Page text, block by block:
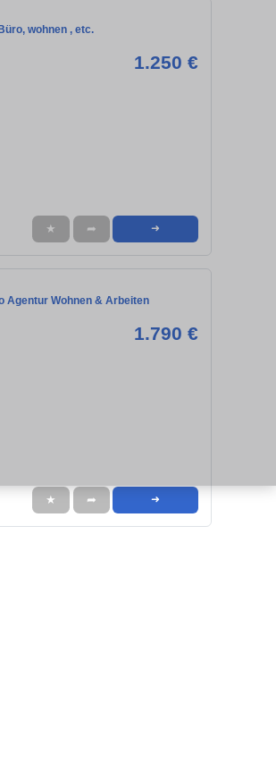
wohnen , etc.
1.250 €
★ ➦ ➜
Agentur Wohnen & Arbeiten
1.790 €
★ ➦ ➜